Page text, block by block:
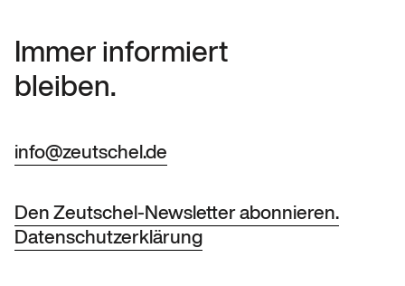
Immer informiert
bleiben.
info@zeutschel.de
Den Zeutschel-Newsletter abonnieren.
Datenschutzerklärung